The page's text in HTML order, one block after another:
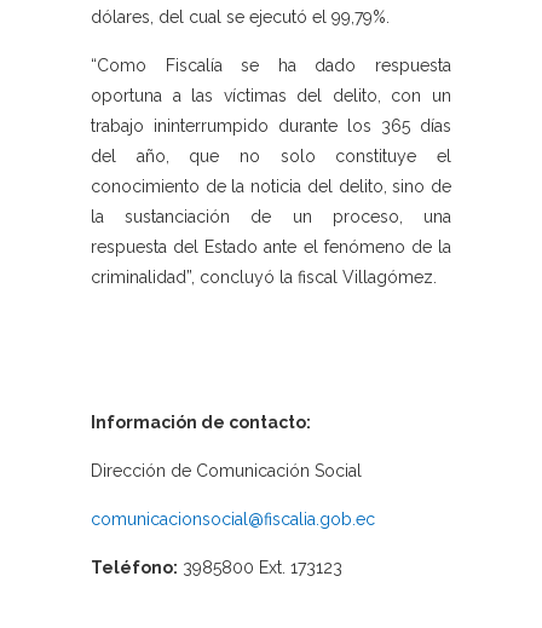
dólares, del cual se ejecutó el 99,79%.
“Como Fiscalía se ha dado respuesta
oportuna a las víctimas del delito, con un
trabajo ininterrumpido durante los 365 días
del año, que no solo constituye el
conocimiento de la noticia del delito, sino de
la sustanciación de un proceso, una
respuesta del Estado ante el fenómeno de la
criminalidad”, concluyó la fiscal Villagómez.
Información de contacto:
Dirección de Comunicación Social
comunicacionsocial@fiscalia.gob.ec
Teléfono: 3985800 Ext. 173123